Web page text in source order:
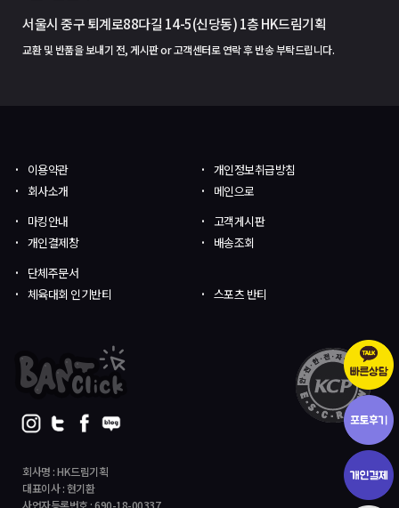
서울시 중구 퇴계로88다길 14-5(신당동) 1층 HK드림기획
교환 및 반품을 보내기 전, 게시판 or 고객센터로 연락 후 반송 부탁드립니다.
회사명 : HK드림기획
대표이사 : 현기환
사업자등록번호 : 690-18-00337
이용약관
개인정보취급방침
회사소개
메인으로
마킹안내
고객게시판
개인결제창
배송조회
단체주문서
체육대회 인기반티
스포츠 반티